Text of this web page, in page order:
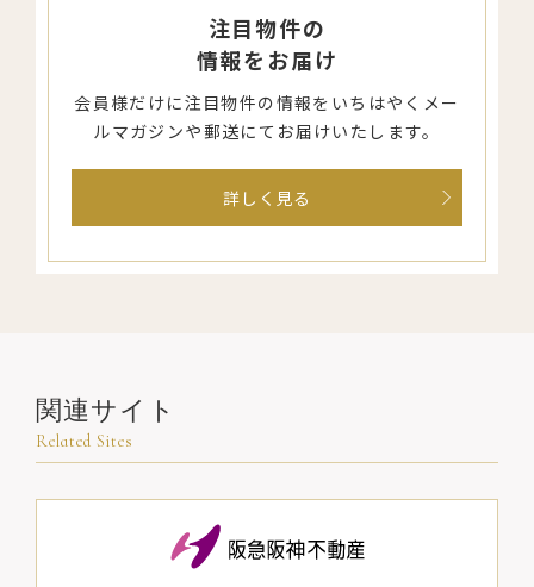
注目物件の
情報をお届け
会員様だけに注目物件の情報を いちはやくメー
ルマガジンや郵送にて お届けいたします。
詳しく見る
関連サイト
Related Sites